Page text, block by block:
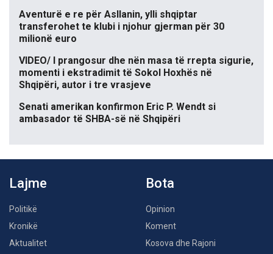
Aventurë e re për Asllanin, ylli shqiptar
transferohet te klubi i njohur gjerman për 30
milionë euro
VIDEO/ I prangosur dhe nën masa të rrepta sigurie,
momenti i ekstradimit të Sokol Hoxhës në
Shqipëri, autor i tre vrasjeve
Senati amerikan konfirmon Eric P. Wendt si
ambasador të SHBA-së në Shqipëri
Lajme
Politikë
Kronikë
Aktualitet
Bota
Opinion
Koment
Kosova dhe Rajoni